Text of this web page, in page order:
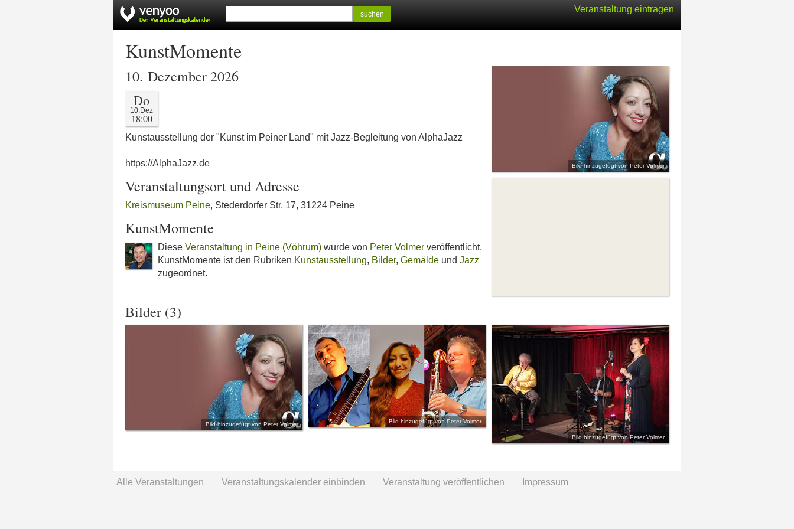
Veranstaltung eintragen
suchen
KunstMomente
Bild hinzugefügt von Peter Volmer
10. Dezember 2026
Do
10.Dez
18:00
Kunstausstellung der "Kunst im Peiner Land" mit Jazz-Begleitung von AlphaJazz
https://AlphaJazz.de
Veranstaltungsort und Adresse
Kreismuseum Peine, Stederdorfer Str. 17, 31224 Peine
KunstMomente
Diese Veranstaltung in Peine (Vöhrum) wurde von Peter Volmer veröffentlicht.
KunstMomente ist den Rubriken Kunstausstellung, Bilder, Gemälde und Jazz
zugeordnet.
Bilder (3)
Bild hinzugefügt von Peter Volmer Bild hinzugefügt von Peter Volmer
Bild hinzugefügt von Peter Volmer
Alle Veranstaltungen Veranstaltungskalender einbinden Veranstaltung veröffentlichen Impressum